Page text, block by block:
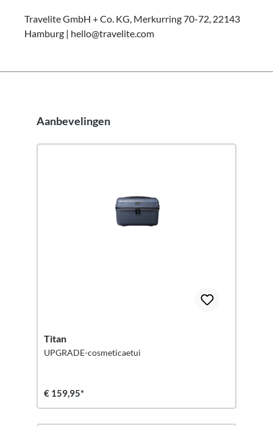
Travelite GmbH + Co. KG, Merkurring 70-72, 22143
Hamburg | hello@travelite.com
Productgalerij overslaan
Aanbevelingen
Titan
UPGRADE-cosmeticaetui
€ 159,95*